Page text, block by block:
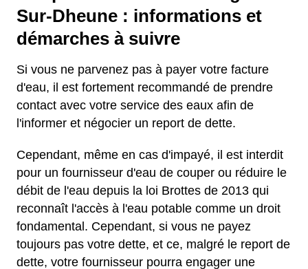
Sur-Dheune : informations et
démarches à suivre
Si vous ne parvenez pas à payer votre facture
d'eau, il est fortement recommandé de prendre
contact avec votre service des eaux afin de
l'informer et négocier un report de dette.
Cependant, même en cas d'impayé, il est interdit
pour un fournisseur d'eau de couper ou réduire le
débit de l'eau depuis la loi Brottes de 2013 qui
reconnaît l'accès à l'eau potable comme un droit
fondamental. Cependant, si vous ne payez
toujours pas votre dette, et ce, malgré le report de
dette, votre fournisseur pourra engager une